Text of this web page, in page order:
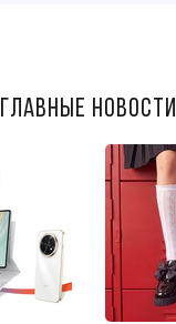
Главные новости